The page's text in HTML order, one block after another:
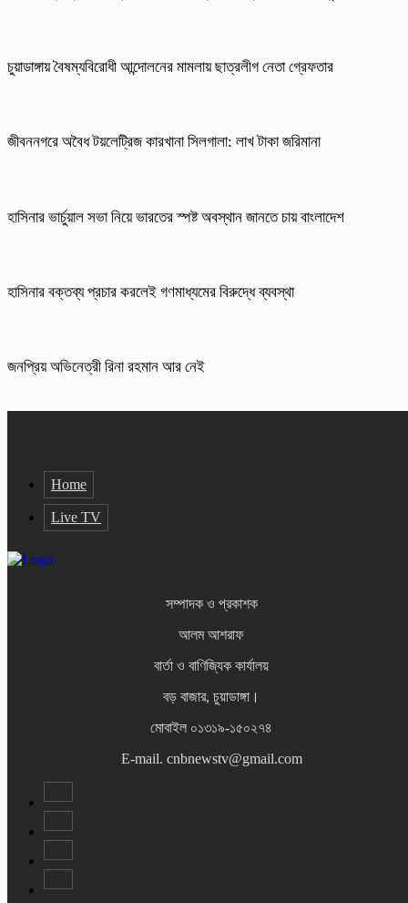
চুয়াডাঙ্গায় বৈষম্যবিরোধী আন্দোলনের মামলায় ছাত্রলীগ নেতা গ্রেফতার
জীবননগরে অবৈধ টয়লেট্রিজ কারখানা সিলগালা: লাখ টাকা জরিমানা
হাসিনার ভার্চুয়াল সভা নিয়ে ভারতের স্পষ্ট অবস্থান জানতে চায় বাংলাদেশ
হাসিনার বক্তব্য প্রচার করলেই গণমাধ্যমের বিরুদ্ধে ব্যবস্থা
জনপ্রিয় অভিনেত্রী রিনা রহমান আর নেই
Home
Live TV
সম্পাদক ও প্রকাশক
আলম আশরাফ
বার্তা ও বাণিজ্যিক কার্যালয়
বড় বাজার, চুয়াডাঙ্গা।
মোবাইল ০১৩১৯-১৫০২৭৪
E-mail. cnbnewstv@gmail.com